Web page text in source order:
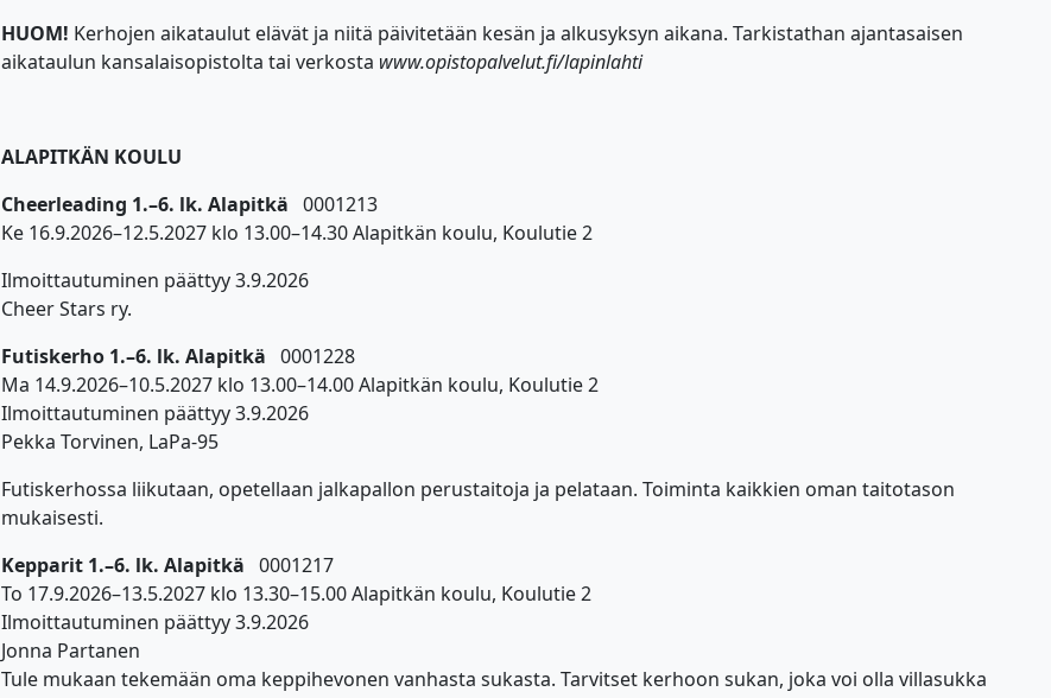
HUOM! Kerhojen aikataulut elävät ja niitä päivitetään kesän ja alkusyksyn aikana. Tarkistathan ajantasaisen
aikataulun kansalaisopistolta tai verkosta www.opistopalvelut.fi/lapinlahti
ALAPITKÄN KOULU
Cheerleading 1.–6. lk. Alapitkä 0001213
Ke 16.9.2026–12.5.2027 klo 13.00–14.30 Alapitkän koulu, Koulutie 2
Ilmoittautuminen päättyy 3.9.2026
Cheer Stars ry.
Futiskerho 1.–6. lk. Alapitkä 0001228
Ma 14.9.2026–10.5.2027 klo 13.00–14.00 Alapitkän koulu, Koulutie 2
Ilmoittautuminen päättyy 3.9.2026
Pekka Torvinen, LaPa-95
Futiskerhossa liikutaan, opetellaan jalkapallon perustaitoja ja pelataan. Toiminta kaikkien oman taitotason
mukaisesti.
Kepparit 1.–6. lk. Alapitkä 0001217
To 17.9.2026–13.5.2027 klo 13.30–15.00 Alapitkän koulu, Koulutie 2
Ilmoittautuminen päättyy 3.9.2026
Jonna Partanen
Tule mukaan tekemään oma keppihevonen vanhasta sukasta. Tarvitset kerhoon sukan, joka voi olla villasukka